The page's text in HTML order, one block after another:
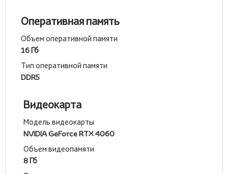
Оперативная память
Объем оперативной памяти
16 Гб
Тип оперативной памяти
DDR5
Видеокарта
Модель видеокарты
NVIDIA GeForce RTX 4060
Объем видеопамяти
8 Гб